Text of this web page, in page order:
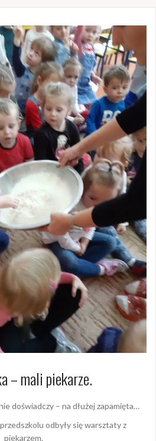
– mali piekarze.
doświadczy – na dłużej zapamięta…
odbyły się warsztaty z
piekarzem.